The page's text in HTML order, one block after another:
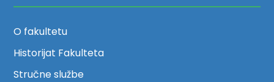
O fakultetu
Historijat Fakulteta
Stručne službe